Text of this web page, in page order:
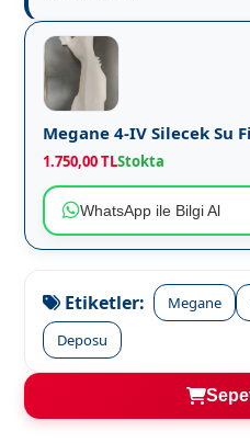
Megane 4-IV Silecek Su
1.750,00 TLStokta
WhatsApp ile Bilgi Al
Etiketler: Megane
Deposu